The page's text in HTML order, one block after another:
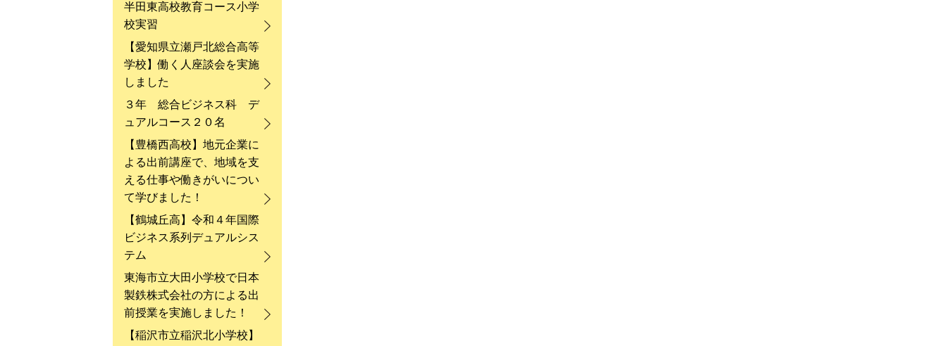
半田東高校教育コース小学
校実習
【愛知県立瀬戸北総合高等
学校】働く人座談会を実施
しました
３年 総合ビジネス科 デ
ュアルコース２０名
【豊橋西高校】地元企業に
よる出前講座で、地域を支
える仕事や働きがいについ
て学びました！
【鶴城丘高】令和４年国際
ビジネス系列デュアルシス
テム
東海市立大田小学校で日本
製鉄株式会社の方による出
前授業を実施しました！
【稲沢市立稲沢北小学校】